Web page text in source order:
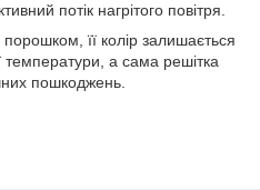
потік нагрітого повітря.
її колір залишається
температури, а сама решітка
пошкоджень.